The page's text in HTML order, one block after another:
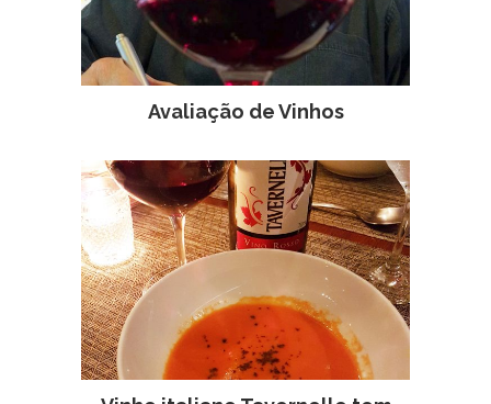
Avaliação de Vinhos